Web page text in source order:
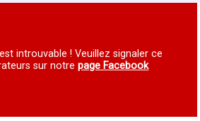
introuvable ! Veuillez signaler ce
sur notrepage Facebook